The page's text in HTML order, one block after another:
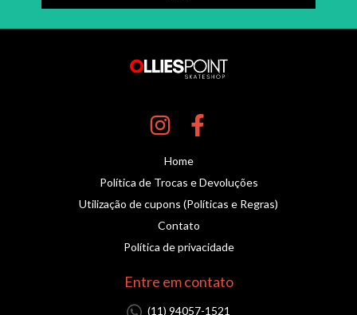
Home
Política de Trocas e Devoluções
Utilização de cupons (Políticas e Regras)
Contato
Política de privacidade
Entre em contato
(11) 94057-1521